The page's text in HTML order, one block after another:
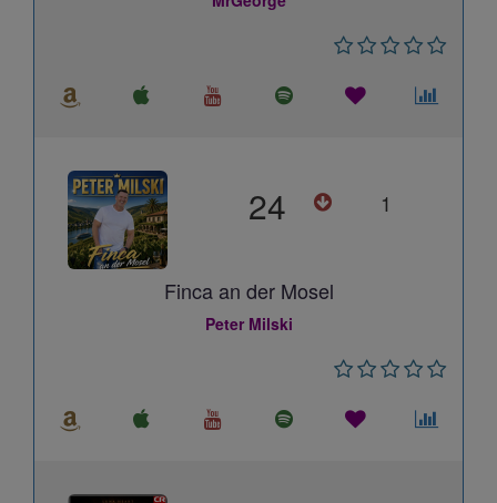
24 1
Finca an der Mosel
Peter Milski